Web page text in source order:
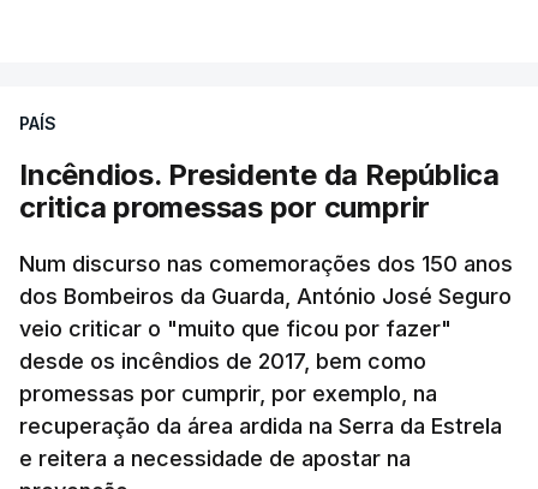
Mehr na rede social Telegram, como aquilo que
israelita, que nos últimos tempos vem dando conta
de que o líder supremo iraniano estará em estado
crítico na sequência do bombardeamento que no
último dia de fevereiro passado matou o pai, o
ayatollah Ali Khamenei, e outros membros da
família.
As imagens mostram Mojtaba Khamenei no que
será uma aula religiosa, mas sem qualquer
indicação adicional.
PAÍS
Incêndios. Presidente da República
critica promessas por cumprir
Num discurso nas comemorações dos 150 anos
dos Bombeiros da Guarda, António José Seguro
veio criticar o "muito que ficou por fazer"
desde os incêndios de 2017, bem como
promessas por cumprir, por exemplo, na
recuperação da área ardida na Serra da Estrela
e reitera a necessidade de apostar na